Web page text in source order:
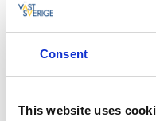
Consent
This website uses
för fler turer med
och allmänt att vi finns
vi laddade och på